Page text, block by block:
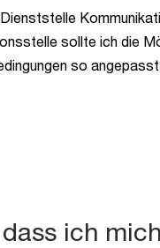
sollte ich die
so
ich